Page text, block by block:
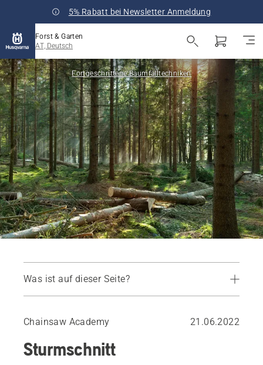
5% Rabatt bei Newsletter Anmeldung
Forst & Garten
AT, Deutsch
Fortgeschrittene Baumfälltechniken
Was ist auf dieser Seite?
Chainsaw Academy 21.06.2022
Sturmschnitt